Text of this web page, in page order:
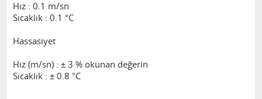
Hız : 0.1 m/sn
Sıcaklık : 0.1 °C
Hassasiyet
Hız (m/sn) : ± 3 % okunan değerin
Sıcaklık : ± 0.8 °C